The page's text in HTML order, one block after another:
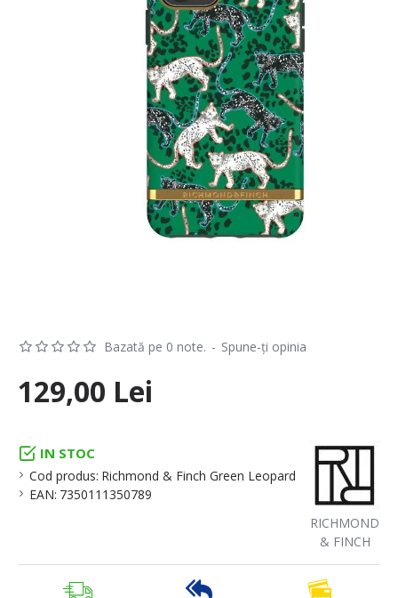
IN STOC
Cod produs: Richmond & Finch Green Leopard
EAN: 7350111350789
RICHMOND
& FINCH
Bazată pe 0 note. - Spune-ţi opinia
129,00 Lei